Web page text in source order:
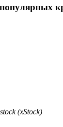
(xStock)